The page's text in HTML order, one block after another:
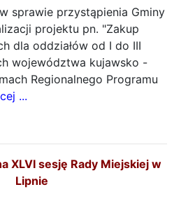
sprawie przystąpienia Gminy
projektu pn. "Zakup
dla oddziałów od I do III
województwa kujawsko -
Regionalnego Programu
...
XLVI sesję Rady Miejskiej w
Lipnie